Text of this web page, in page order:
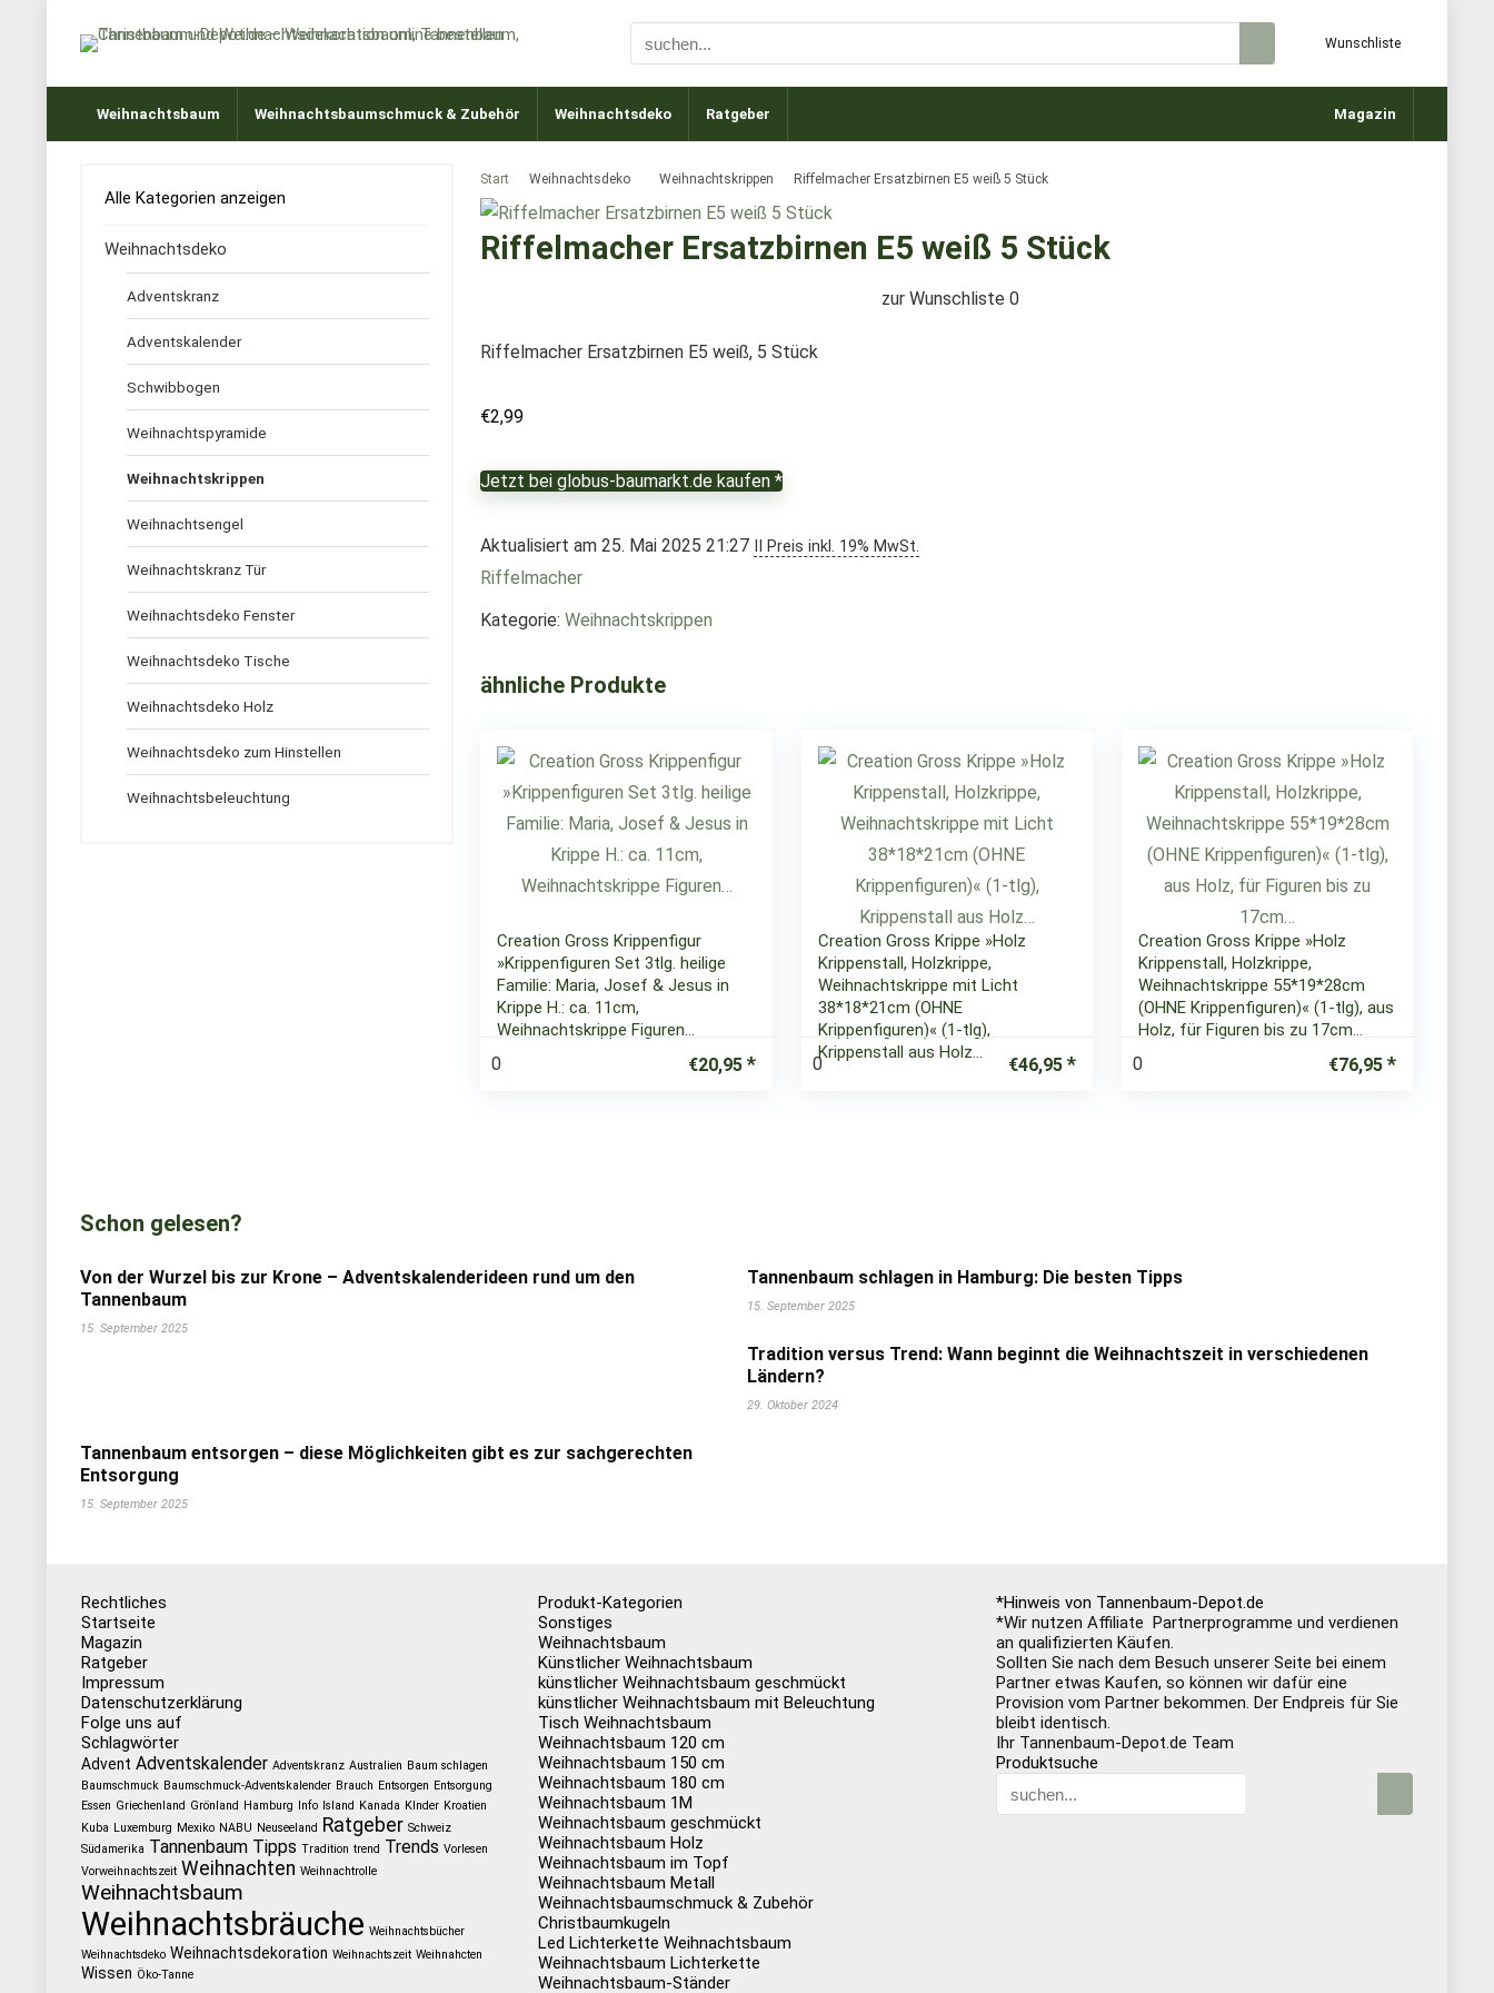
Wunschliste
Weihnachtsbaum Weihnachtsbaumschmuck & Zubehör Weihnachtsdeko Ratgeber Magazin
Start Weihnachtsdeko Weihnachtskrippen Riffelmacher Ersatzbirnen E5 weiß 5 Stück
Riffelmacher Ersatzbirnen E5 weiß 5 Stück
zur Wunschliste 0
Riffelmacher Ersatzbirnen E5 weiß, 5 Stück
€2,99
Jetzt bei globus-baumarkt.de kaufen *
Aktualisiert am 25. Mai 2025 21:27 II Preis inkl. 19% MwSt.
Riffelmacher
Kategorie: Weihnachtskrippen
ähnliche Produkte
Creation Gross Krippenfigur
»Krippenfiguren Set 3tlg. heilige
Familie: Maria, Josef & Jesus in
Krippe H.: ca. 11cm,
Weihnachtskrippe Figuren…
0 €20,95
Creation Gross Krippe »Holz
Krippenstall, Holzkrippe,
Weihnachtskrippe mit Licht
38*18*21cm (OHNE
Krippenfiguren)« (1-tlg),
Krippenstall aus Holz…
0 €46,95
Creation Gross Krippe »Holz
Krippenstall, Holzkrippe,
Weihnachtskrippe 55*19*28cm
(OHNE Krippenfiguren)« (1-tlg), aus
Holz, für Figuren bis zu 17cm…
0 €76,95
Alle Kategorien anzeigen
Weihnachtsdeko
Adventskranz
Adventskalender
Schwibbogen
Weihnachtspyramide
Weihnachtskrippen
Weihnachtsengel
Weihnachtskranz Tür
Weihnachtsdeko Fenster
Weihnachtsdeko Tische
Weihnachtsdeko Holz
Weihnachtsdeko zum Hinstellen
Weihnachtsbeleuchtung
Schon gelesen?
Von der Wurzel bis zur Krone – Adventskalenderideen rund um den
Tannenbaum
15. September 2025
Tannenbaum schlagen in Hamburg: Die besten Tipps
15. September 2025
Tradition versus Trend: Wann beginnt die Weihnachtszeit in verschiedenen
Ländern?
29. Oktober 2024
Tannenbaum entsorgen – diese Möglichkeiten gibt es zur sachgerechten
Entsorgung
15. September 2025
Rechtliches
Startseite
Magazin
Ratgeber
Impressum
Datenschutzerklärung
Folge uns auf
Schlagwörter
Advent Adventskalender Adventskranz Australien Baum schlagen
Baumschmuck Baumschmuck-Adventskalender Brauch Entsorgen Entsorgung
Essen Griechenland Grönland Hamburg Info Island Kanada KInder Kroatien
Kuba Luxemburg Mexiko NABU Neuseeland Ratgeber Schweiz
Südamerika Tannenbaum Tipps Tradition trend Trends Vorlesen
Vorweihnachtszeit Weihnachten Weihnachtrolle
Weihnachtsbaum
Weihnachtsbräuche Weihnachtsbücher
Weihnachtsdeko Weihnachtsdekoration Weihnachtszeit Weihnahcten
Wissen Öko-Tanne
Produkt-Kategorien
Sonstiges
Weihnachtsbaum
Künstlicher Weihnachtsbaum
künstlicher Weihnachtsbaum geschmückt
künstlicher Weihnachtsbaum mit Beleuchtung
Tisch Weihnachtsbaum
Weihnachtsbaum 120 cm
Weihnachtsbaum 150 cm
Weihnachtsbaum 180 cm
Weihnachtsbaum 1M
Weihnachtsbaum geschmückt
Weihnachtsbaum Holz
Weihnachtsbaum im Topf
Weihnachtsbaum Metall
Weihnachtsbaumschmuck & Zubehör
Christbaumkugeln
Led Lichterkette Weihnachtsbaum
Weihnachtsbaum Lichterkette
Weihnachtsbaum-Ständer
*Hinweis von Tannenbaum-Depot.de
*Wir nutzen Affiliate Partnerprogramme und verdienen
an qualifizierten Käufen.
Sollten Sie nach dem Besuch unserer Seite bei einem
Partner etwas Kaufen, so können wir dafür eine
Provision vom Partner bekommen. Der Endpreis für Sie
bleibt identisch.
Ihr Tannenbaum-Depot.de Team
Produktsuche